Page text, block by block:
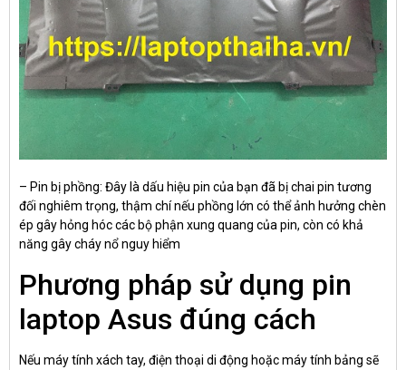
– Pin bị phồng: Đây là dấu hiệu pin của bạn đã bị chai pin tương
đối nghiêm trọng, thậm chí nếu phồng lớn có thể ảnh hưởng chèn
ép gây hỏng hóc các bộ phận xung quang của pin, còn có khả
năng gây cháy nổ nguy hiểm
Phương pháp sử dụng pin
laptop Asus đúng cách
Nếu máy tính xách tay, điện thoại di động hoặc máy tính bảng sẽ